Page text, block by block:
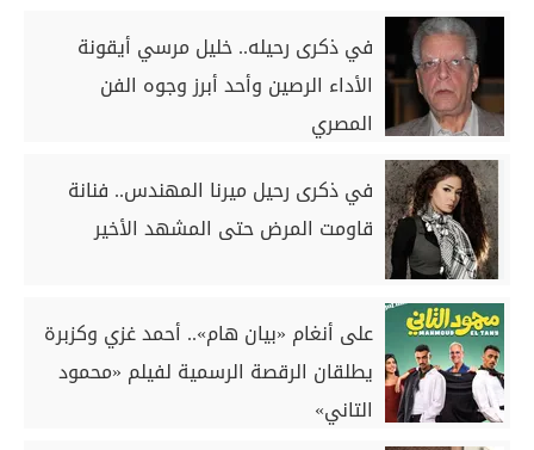
في ذكرى رحيله.. خليل مرسي أيقونة
الأداء الرصين وأحد أبرز وجوه الفن
المصري
في ذكرى رحيل ميرنا المهندس.. فنانة
قاومت المرض حتى المشهد الأخير
على أنغام «بيان هام».. أحمد غزي وكزبرة
يطلقان الرقصة الرسمية لفيلم «محمود
التاني»